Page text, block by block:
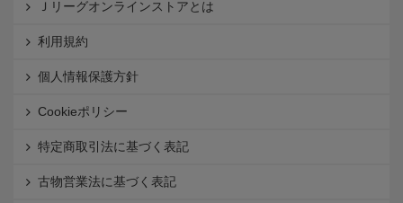
Ｊリーグオンラインストアとは
利用規約
個人情報保護方針
Cookieポリシー
特定商取引法に基づく表記
古物営業法に基づく表記